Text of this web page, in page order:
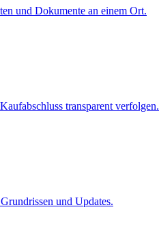
und Dokumente an einem Ort.
transparent verfolgen.
und Updates.